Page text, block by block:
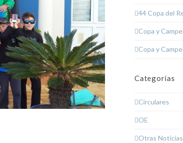
44 Copa del
Copa y
Copa y
Categorías
Circulares
OE
Otras Noticias